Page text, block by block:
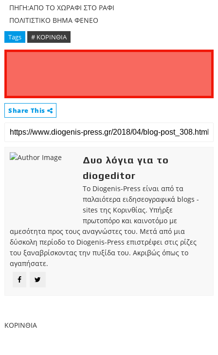
ΠΗΓΗ:ΑΠΟ ΤΟ ΧΩΡΑΦΙ ΣΤΟ ΡΑΦΙ
ΠΟΛΙΤΙΣΤΙΚΟ ΒΗΜΑ ΦΕΝΕΟ
Tags # ΚΟΡΙΝΘΙΑ
Share This
Δυο λόγια για το
diogeditor
Το Diogenis-Press είναι από τα
παλαιότερα ειδησεογραφικά blogs -
sites της Κορινθίας. Υπήρξε
πρωτοπόρο και καινοτόμο με
αμεσότητα προς τους αναγνώστες του. Μετά από μια
δύσκολη περίοδο το Diogenis-Press επιστρέφει στις ρίζες
του ξαναβρίσκοντας την πυξίδα του. Ακριβώς όπως το
αγαπήσατε.
ΚΟΡΙΝΘΙΑ